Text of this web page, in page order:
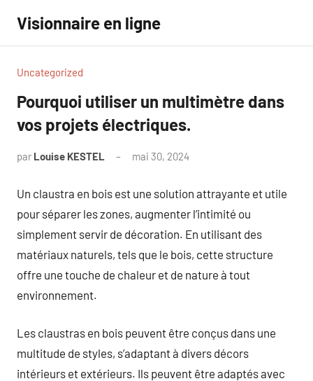
contenu
Visionnaire en ligne
Uncategorized
Pourquoi utiliser un multimètre dans
vos projets électriques.
par Louise KESTEL mai 30, 2024
Un claustra en bois est une solution attrayante et utile
pour séparer les zones, augmenter l’intimité ou
simplement servir de décoration. En utilisant des
matériaux naturels, tels que le bois, cette structure
offre une touche de chaleur et de nature à tout
environnement.
Les claustras en bois peuvent être conçus dans une
multitude de styles, s’adaptant à divers décors
intérieurs et extérieurs. Ils peuvent être adaptés avec